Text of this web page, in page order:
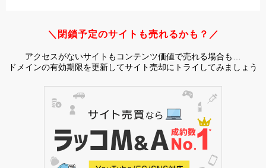
＼閉鎖予定のサイトも売れるかも？／
アクセスがないサイトもコンテンツ価値で売れる場合も…
ドメインの有効期限を更新してサイト売却にトライしてみましょう